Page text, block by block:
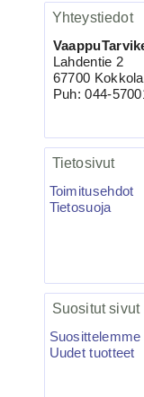
Salmo
Yhteystiedot
Lahdentie 2
67700 Kokkola
Puh: 044-
Tietosivut
Toimitusehdot
Tietosuoja
Suositut sivut
Suosittelemme
Uudet tuotteet